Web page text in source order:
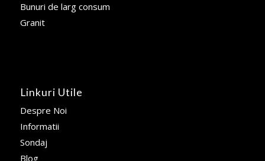
Bunuri de larg consum
Granit
Linkuri Utile
Despre Noi
Informatii
Sondaj
Blog